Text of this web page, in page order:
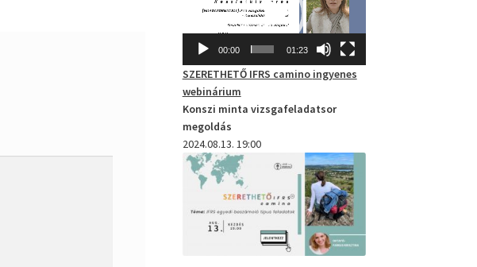
00:00 01:23
SZERETHETŐ IFRS camino ingyenes
webinárium
Konszi minta vizsgafeladatsor
megoldás
2024.08.13. 19:00